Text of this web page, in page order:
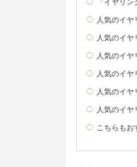
「イヤリ
人気のイヤ
人気のイヤ
人気のイヤ
人気のイヤ
人気のイヤ
人気のイヤ
こちらも